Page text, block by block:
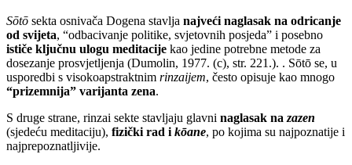
Sōtō sekta osnivača Dogena stavlja najveći naglasak na odricanje
od svijeta, “odbacivanje politike, svjetovnih posjeda” i posebno
ističe ključnu ulogu meditacije kao jedine potrebne metode za
dosezanje prosvjetljenja (Dumolin, 1977. (c), str. 221.). . Sōtō se, u
usporedbi s visokoapstraktnim rinzaijem, često opisuje kao mnogo
“prizemnija” varijanta zena.
S druge strane, rinzai sekte stavljaju glavni naglasak na zazen
(sjedeću meditaciju), fizički rad i kōane, po kojima su najpoznatije i
najprepoznatljivije.